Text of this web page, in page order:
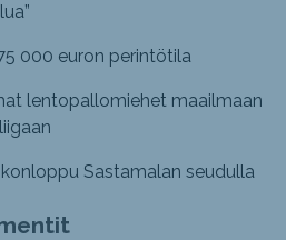
000 euron perintötila
lentopallomiehet maailmaan
Sastamalan seudulla